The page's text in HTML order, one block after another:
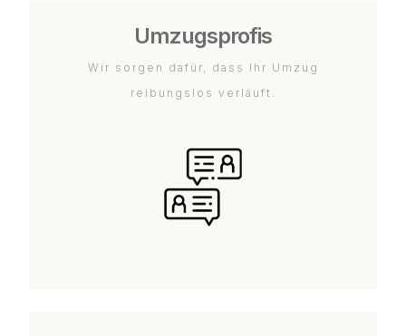
Umzugsprofis
Wir sorgen dafür, dass Ihr Umzug
reibungslos verläuft.